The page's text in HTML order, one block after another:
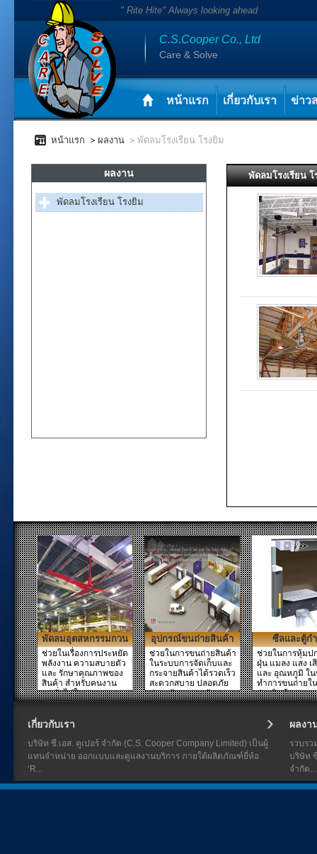
" Rite Hite" Always looking ahead
C.S.Cooper Co., Ltd
Care & Solve
หน้าแรก เกี่ยวกับเรา ข่าว
หน้าแรก ผลงาน พัดลมโรงเรียน โรงยิม
ผลงาน
พัดลมโรงเรียน โรงยิม
พัดลมโรงเรียน โ
พัดลมอุตสหกรรมกวน
ปรับอากาศ
ช่วยในเรื่องการประหยัด
พลังงาน ความสบายตัว
และ รักษาคุณภาพของ
สินค้า สำหรับคนงาน
คนทั่วไปในอาคาร รว...
อุปกรณ์ขนถ่ายสินค้า
ช่วยในการขนถ่ายสินค้า
ในระบบการจัดเก็บและ
กระจายสินค้าได้รวดเร็ว
สะดวกสบาย ปลอดภัย
ประหยัดเวลา พลังงาน...
ซีลและตู้ก
ช่วยในการหุ้มป
ฝุ่น แมลง แสง เ
และ อุณหภูมิ ใ
ทำการขนถ่ายใ
ถ่ายสินค้า และก
เกี่ยวกับเรา
บริษัท ซี.เอส. คูเปอร์ จำกัด (C.S. Cooper Company Limited) เป็นผู้
แทนจำหน่าย ออกแบบและดูแลงานบริการ ภายใต้ผลิตภัณฑ์ยี่ห้อ
‘R...
ผลงา
รวบรว
บริษัท
จำกัด...